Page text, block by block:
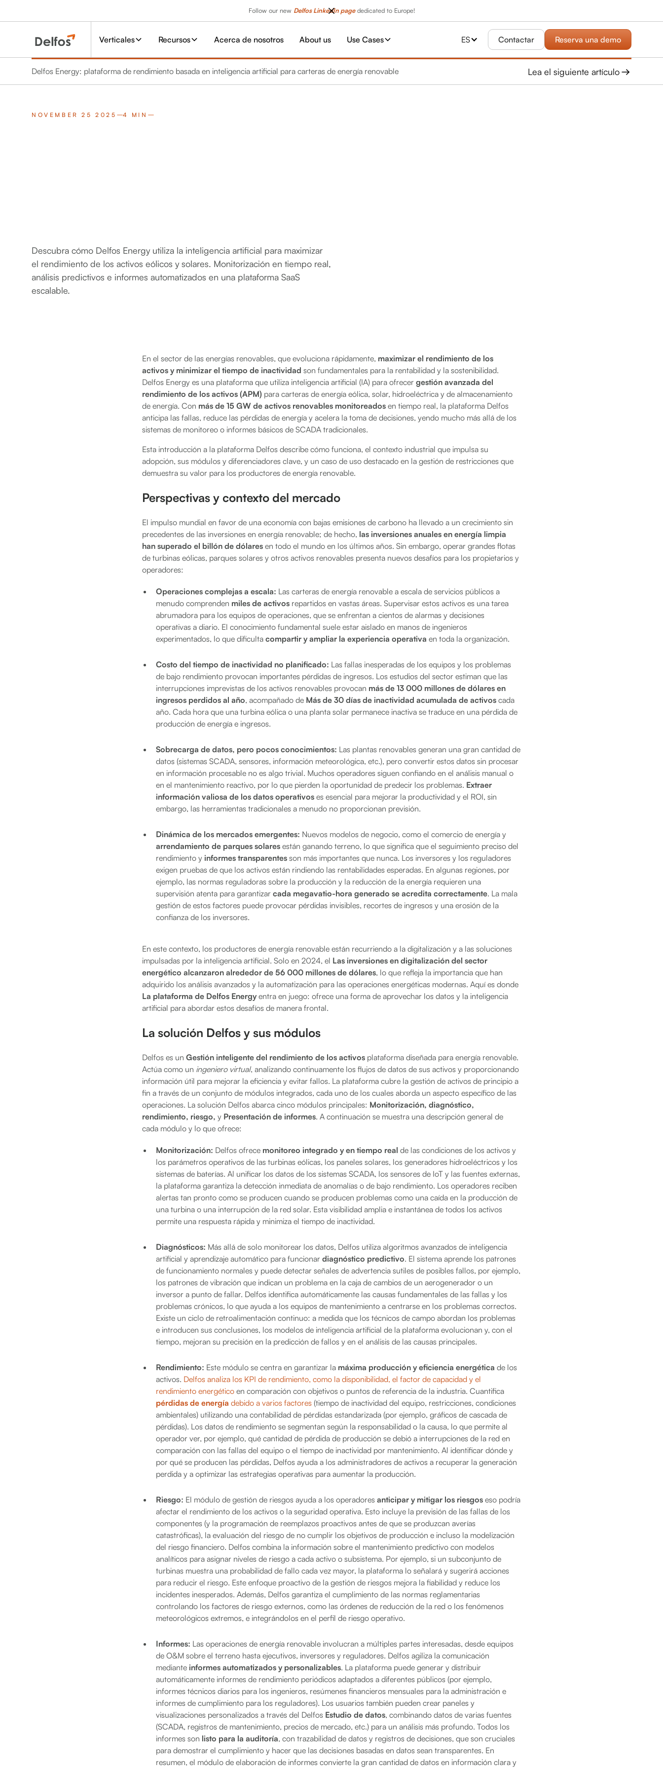
Follow our new Delfos LinkedIn pagededicated to Europe!
Verticales Recursos Acerca de nosotros About us Use Cases ES Contactar Reserva una demo
Delfos Energy: plataforma de rendimiento basada en inteligencia artificial para carteras de energía renovable Lea el siguiente artículo
NOVEMBER 25 2025 4 MIN
Descubra cómo Delfos Energy utiliza la inteligencia artificial para maximizar
el rendimiento de los activos eólicos y solares. Monitorización en tiempo real,
análisis predictivos e informes automatizados en una plataforma SaaS
escalable.
En el sector de las energías renovables, que evoluciona rápidamente, maximizar el rendimiento de los
activos y minimizar el tiempo de inactividad son fundamentales para la rentabilidad y la sostenibilidad.
Delfos Energy es una plataforma que utiliza inteligencia artificial (IA) para ofrecer gestión avanzada del
rendimiento de los activos (APM) para carteras de energía eólica, solar, hidroeléctrica y de almacenamiento
de energía. Con más de 15 GW de activos renovables monitoreados en tiempo real, la plataforma Delfos
anticipa las fallas, reduce las pérdidas de energía y acelera la toma de decisiones, yendo mucho más allá de los
sistemas de monitoreo o informes básicos de SCADA tradicionales.
Esta introducción a la plataforma Delfos describe cómo funciona, el contexto industrial que impulsa su
adopción, sus módulos y diferenciadores clave, y un caso de uso destacado en la gestión de restricciones que
demuestra su valor para los productores de energía renovable.
Perspectivas y contexto del mercado
El impulso mundial en favor de una economía con bajas emisiones de carbono ha llevado a un crecimiento sin
precedentes de las inversiones en energía renovable; de hecho, las inversiones anuales en energía limpia
han superado el billón de dólares en todo el mundo en los últimos años. Sin embargo, operar grandes flotas
de turbinas eólicas, parques solares y otros activos renovables presenta nuevos desafíos para los propietarios y
operadores:
Operaciones complejas a escala: Las carteras de energía renovable a escala de servicios públicos a
menudo comprenden miles de activos repartidos en vastas áreas. Supervisar estos activos es una tarea
abrumadora para los equipos de operaciones, que se enfrentan a cientos de alarmas y decisiones
operativas a diario. El conocimiento fundamental suele estar aislado en manos de ingenieros
experimentados, lo que dificulta compartir y ampliar la experiencia operativa en toda la organización.
Costo del tiempo de inactividad no planificado: Las fallas inesperadas de los equipos y los problemas
de bajo rendimiento provocan importantes pérdidas de ingresos. Los estudios del sector estiman que las
interrupciones imprevistas de los activos renovables provocan más de 13 000 millones de dólares en
ingresos perdidos al año, acompañado de Más de 30 días de inactividad acumulada de activos cada
año. Cada hora que una turbina eólica o una planta solar permanece inactiva se traduce en una pérdida de
producción de energía e ingresos.
Sobrecarga de datos, pero pocos conocimientos: Las plantas renovables generan una gran cantidad de
datos (sistemas SCADA, sensores, información meteorológica, etc.), pero convertir estos datos sin procesar
en información procesable no es algo trivial. Muchos operadores siguen confiando en el análisis manual o
en el mantenimiento reactivo, por lo que pierden la oportunidad de predecir los problemas. Extraer
información valiosa de los datos operativos es esencial para mejorar la productividad y el ROI, sin
embargo, las herramientas tradicionales a menudo no proporcionan previsión.
Dinámica de los mercados emergentes: Nuevos modelos de negocio, como el comercio de energía y
arrendamiento de parques solares están ganando terreno, lo que significa que el seguimiento preciso del
rendimiento y informes transparentes son más importantes que nunca. Los inversores y los reguladores
exigen pruebas de que los activos están rindiendo las rentabilidades esperadas. En algunas regiones, por
ejemplo, las normas reguladoras sobre la producción y la reducción de la energía requieren una
supervisión atenta para garantizar cada megavatio-hora generado se acredita correctamente. La mala
gestión de estos factores puede provocar pérdidas invisibles, recortes de ingresos y una erosión de la
confianza de los inversores.
En este contexto, los productores de energía renovable están recurriendo a la digitalización y a las soluciones
impulsadas por la inteligencia artificial. Solo en 2024, el Las inversiones en digitalización del sector
energético alcanzaron alrededor de 56 000 millones de dólares, lo que refleja la importancia que han
adquirido los análisis avanzados y la automatización para las operaciones energéticas modernas. Aquí es donde
La plataforma de Delfos Energyentra en juego: ofrece una forma de aprovechar los datos y la inteligencia
artificial para abordar estos desafíos de manera frontal.
La solución Delfos y sus módulos
Delfos es un Gestión inteligente del rendimiento de los activos plataforma diseñada para energía renovable.
Actúa como un ingeniero virtual, analizando continuamente los flujos de datos de sus activos y proporcionando
información útil para mejorar la eficiencia y evitar fallos. La plataforma cubre la gestión de activos de principio a
fin a través de un conjunto de módulos integrados, cada uno de los cuales aborda un aspecto específico de las
operaciones. La solución Delfos abarca cinco módulos principales: Monitorización, diagnóstico,
rendimiento, riesgo, y Presentación de informes. A continuación se muestra una descripción general de
cada módulo y lo que ofrece:
Monitorización: Delfos ofrece monitoreo integrado y en tiempo real de las condiciones de los activos y
los parámetros operativos de las turbinas eólicas, los paneles solares, los generadores hidroeléctricos y los
sistemas de baterías. Al unificar los datos de los sistemas SCADA, los sensores de IoT y las fuentes externas,
la plataforma garantiza la detección inmediata de anomalías o de bajo rendimiento. Los operadores reciben
alertas tan pronto como se producen cuando se producen problemas como una caída en la producción de
una turbina o una interrupción de la red solar. Esta visibilidad amplia e instantánea de todos los activos
permite una respuesta rápida y minimiza el tiempo de inactividad.
Diagnósticos: Más allá de solo monitorear los datos, Delfos utiliza algoritmos avanzados de inteligencia
artificial y aprendizaje automático para funcionar diagnóstico predictivo. El sistema aprende los patrones
de funcionamiento normales y puede detectar señales de advertencia sutiles de posibles fallos, por ejemplo,
los patrones de vibración que indican un problema en la caja de cambios de un aerogenerador o un
inversor a punto de fallar. Delfos identifica automáticamente las causas fundamentales de las fallas y los
problemas crónicos, lo que ayuda a los equipos de mantenimiento a centrarse en los problemas correctos.
Existe un ciclo de retroalimentación continuo: a medida que los técnicos de campo abordan los problemas
e introducen sus conclusiones, los modelos de inteligencia artificial de la plataforma evolucionan y, con el
tiempo, mejoran su precisión en la predicción de fallos y en el análisis de las causas principales.
Rendimiento: Este módulo se centra en garantizar la máxima producción y eficiencia energética de los
activos. Delfos analiza los KPI de rendimiento, como la disponibilidad, el factor de capacidad y el
rendimiento energético en comparación con objetivos o puntos de referencia de la industria. Cuantifica
pérdidas de energía debido a varios factores (tiempo de inactividad del equipo, restricciones, condiciones
ambientales) utilizando una contabilidad de pérdidas estandarizada (por ejemplo, gráficos de cascada de
pérdidas). Los datos de rendimiento se segmentan según la responsabilidad o la causa, lo que permite al
operador ver, por ejemplo, qué cantidad de pérdida de producción se debió a interrupciones de la red en
comparación con las fallas del equipo o el tiempo de inactividad por mantenimiento. Al identificar dónde y
por qué se producen las pérdidas, Delfos ayuda a los administradores de activos a recuperar la generación
perdida y a optimizar las estrategias operativas para aumentar la producción.
Riesgo: El módulo de gestión de riesgos ayuda a los operadores anticipar y mitigar los riesgos eso podría
afectar el rendimiento de los activos o la seguridad operativa. Esto incluye la previsión de las fallas de los
componentes (y la programación de reemplazos proactivos antes de que se produzcan averías
catastróficas), la evaluación del riesgo de no cumplir los objetivos de producción e incluso la modelización
del riesgo financiero. Delfos combina la información sobre el mantenimiento predictivo con modelos
analíticos para asignar niveles de riesgo a cada activo o subsistema. Por ejemplo, si un subconjunto de
turbinas muestra una probabilidad de fallo cada vez mayor, la plataforma lo señalará y sugerirá acciones
para reducir el riesgo. Este enfoque proactivo de la gestión de riesgos mejora la fiabilidad y reduce los
incidentes inesperados. Además, Delfos garantiza el cumplimiento de las normas reglamentarias
controlando los factores de riesgo externos, como las órdenes de reducción de la red o los fenómenos
meteorológicos extremos, e integrándolos en el perfil de riesgo operativo.
Informes: Las operaciones de energía renovable involucran a múltiples partes interesadas, desde equipos
de O&M sobre el terreno hasta ejecutivos, inversores y reguladores. Delfos agiliza la comunicación
mediante informes automatizados y personalizables. La plataforma puede generar y distribuir
automáticamente informes de rendimiento periódicos adaptados a diferentes públicos (por ejemplo,
informes técnicos diarios para los ingenieros, resúmenes financieros mensuales para la administración e
informes de cumplimiento para los reguladores). Los usuarios también pueden crear paneles y
visualizaciones personalizados a través del Delfos Estudio de datos, combinando datos de varias fuentes
(SCADA, registros de mantenimiento, precios de mercado, etc.) para un análisis más profundo. Todos los
informes son listo para la auditoría, con trazabilidad de datos y registros de decisiones, que son cruciales
para demostrar el cumplimiento y hacer que las decisiones basadas en datos sean transparentes. En
resumen, el módulo de elaboración de informes convierte la gran cantidad de datos en información clara y